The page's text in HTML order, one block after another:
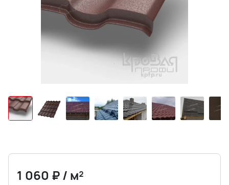
1 060 ₽/ м²